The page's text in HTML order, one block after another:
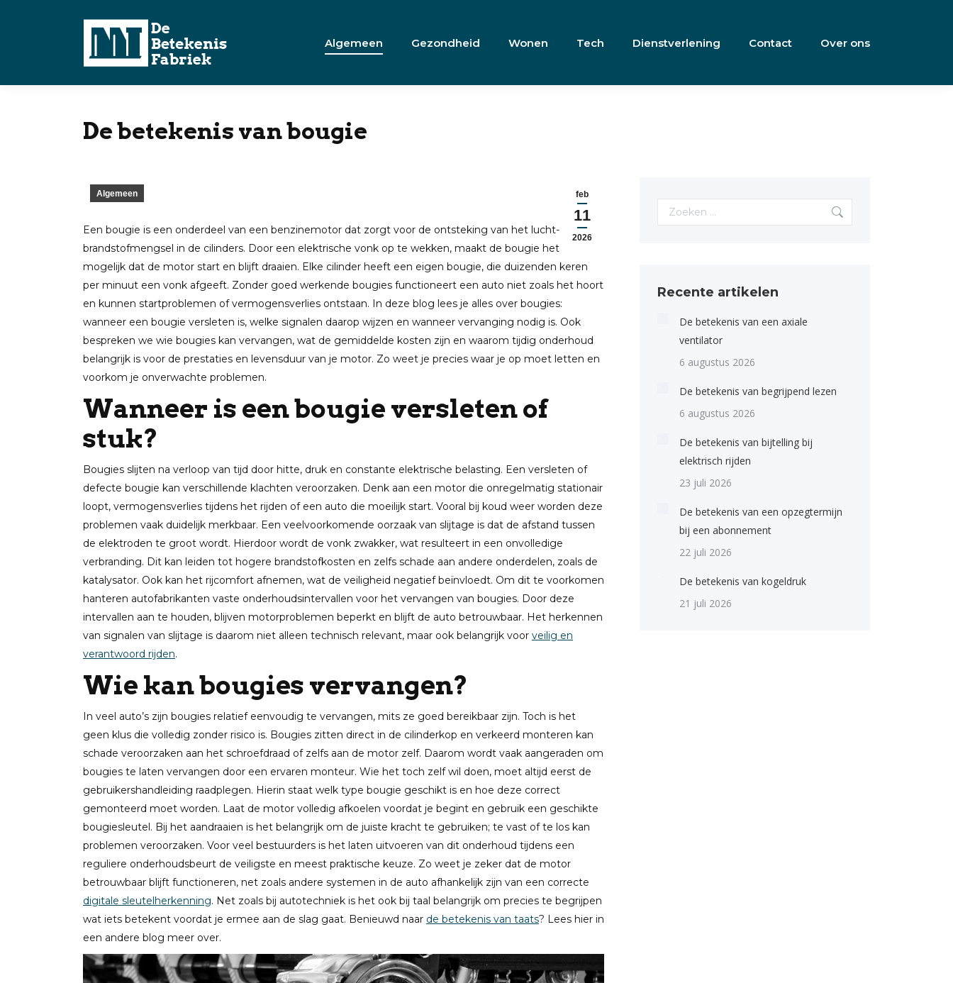
Algemeen Gezondheid Wonen Tech Dienstverlening Contact Over ons
De betekenis van bougie
feb
11
2026
Algemeen
Een bougie is een onderdeel van een benzinemotor dat zorgt voor de ontsteking van het lucht-
brandstofmengsel in de cilinders. Door een elektrische vonk op te wekken, maakt de bougie het
mogelijk dat de motor start en blijft draaien. Elke cilinder heeft een eigen bougie, die duizenden keren
per minuut een vonk afgeeft. Zonder goed werkende bougies functioneert een auto niet zoals het hoort
en kunnen startproblemen of vermogensverlies ontstaan. In deze blog lees je alles over bougies:
wanneer een bougie versleten is, welke signalen daarop wijzen en wanneer vervanging nodig is. Ook
bespreken we wie bougies kan vervangen, wat de gemiddelde kosten zijn en waarom tijdig onderhoud
belangrijk is voor de prestaties en levensduur van je motor. Zo weet je precies waar je op moet letten en
voorkom je onverwachte problemen.
Wanneer is een bougie versleten of
stuk?
Bougies slijten na verloop van tijd door hitte, druk en constante elektrische belasting. Een versleten of
defecte bougie kan verschillende klachten veroorzaken. Denk aan een motor die onregelmatig stationair
loopt, vermogensverlies tijdens het rijden of een auto die moeilijk start. Vooral bij koud weer worden deze
problemen vaak duidelijk merkbaar. Een veelvoorkomende oorzaak van slijtage is dat de afstand tussen
de elektroden te groot wordt. Hierdoor wordt de vonk zwakker, wat resulteert in een onvolledige
verbranding. Dit kan leiden tot hogere brandstofkosten en zelfs schade aan andere onderdelen, zoals de
katalysator. Ook kan het rijcomfort afnemen, wat de veiligheid negatief beïnvloedt. Om dit te voorkomen
hanteren autofabrikanten vaste onderhoudsintervallen voor het vervangen van bougies. Door deze
intervallen aan te houden, blijven motorproblemen beperkt en blijft de auto betrouwbaar. Het herkennen
van signalen van slijtage is daarom niet alleen technisch relevant, maar ook belangrijk voor veilig en
verantwoord rijden.
Wie kan bougies vervangen?
In veel auto’s zijn bougies relatief eenvoudig te vervangen, mits ze goed bereikbaar zijn. Toch is het
geen klus die volledig zonder risico is. Bougies zitten direct in de cilinderkop en verkeerd monteren kan
schade veroorzaken aan het schroefdraad of zelfs aan de motor zelf. Daarom wordt vaak aangeraden om
bougies te laten vervangen door een ervaren monteur. Wie het toch zelf wil doen, moet altijd eerst de
gebruikershandleiding raadplegen. Hierin staat welk type bougie geschikt is en hoe deze correct
gemonteerd moet worden. Laat de motor volledig afkoelen voordat je begint en gebruik een geschikte
bougiesleutel. Bij het aandraaien is het belangrijk om de juiste kracht te gebruiken; te vast of te los kan
problemen veroorzaken. Voor veel bestuurders is het laten uitvoeren van dit onderhoud tijdens een
reguliere onderhoudsbeurt de veiligste en meest praktische keuze. Zo weet je zeker dat de motor
betrouwbaar blijft functioneren, net zoals andere systemen in de auto afhankelijk zijn van een correcte
digitale sleutelherkenning. Net zoals bij autotechniek is het ook bij taal belangrijk om precies te begrijpen
wat iets betekent voordat je ermee aan de slag gaat. Benieuwd naar de betekenis van taats? Lees hier in
een andere blog meer over.
Search:
Recente artikelen
De betekenis van een axiale
ventilator
6 augustus 2026
De betekenis van begrijpend lezen
6 augustus 2026
De betekenis van bijtelling bij
elektrisch rijden
23 juli 2026
De betekenis van een opzegtermijn
bij een abonnement
22 juli 2026
De betekenis van kogeldruk
21 juli 2026